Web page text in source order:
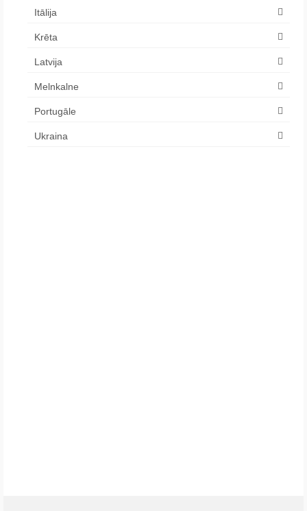
Itālija
Krēta
Latvija
Melnkalne
Portugāle
Ukraina